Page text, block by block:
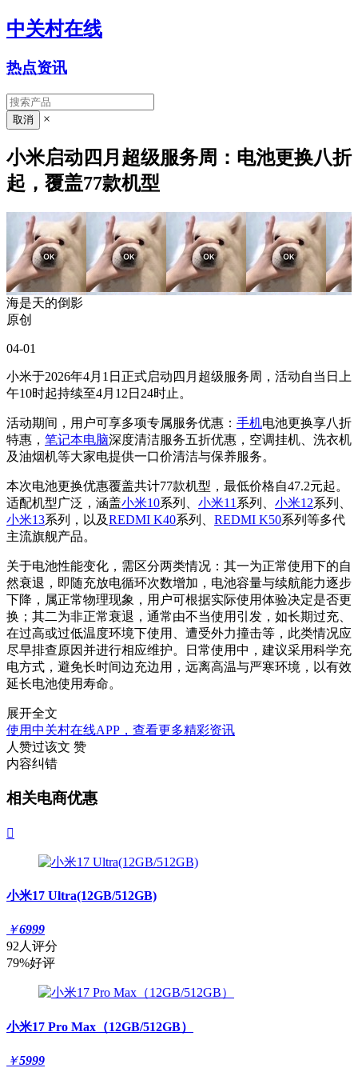
中关村在线
热点资讯
×
小米启动四月超级服务周：电池更换八折
起，覆盖77款机型
海是天的倒影
原创
04-01
小米于2026年4月1日正式启动四月超级服务周，活动自当日上
午10时起持续至4月12日24时止。
活动期间，用户可享多项专属服务优惠： 手机电池更换享八折
特惠， 笔记本电脑深度清洁服务五折优惠，空调挂机、洗衣机
及油烟机等大家电提供一口价清洁与保养服务。
本次电池更换优惠覆盖共计77款机型，最低价格自47.2元起。
适配机型广泛，涵盖小米10系列、 小米11 系列、 小米12系列、
小米13系列，以及REDMI K40系列、 REDMI K50系列等多代
主流旗舰产品。
关于电池性能变化，需区分两类情况：其一为正常使用下的自
然衰退，即随充放电循环次数增加，电池容量与续航能力逐步
下降，属正常物理现象，用户可根据实际使用体验决定是否更
换；其二为非正常衰退，通常由不当使用引发，如长期过充、
在过高或过低温度环境下使用、遭受外力撞击等，此类情况应
尽早排查原因并进行相应维护。日常使用中，建议采用科学充
电方式，避免长时间边充边用，远离高温与严寒环境，以有效
延长电池使用寿命。
展开全文
使用中关村在线APP，查看更多精彩资讯
人赞过该文 赞
内容纠错
相关电商优惠

小米17 Ultra(12GB/512GB)
￥6999
92人评分
79%好评
小米17 Pro Max（12GB/512GB）
￥5999